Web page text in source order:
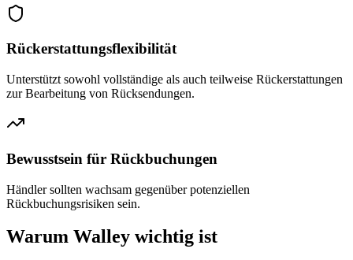
Rückerstattungsflexibilität
Unterstützt sowohl vollständige als auch teilweise Rückerstattungen
zur Bearbeitung von Rücksendungen.
Bewusstsein für Rückbuchungen
Händler sollten wachsam gegenüber potenziellen
Rückbuchungsrisiken sein.
Warum Walley wichtig ist